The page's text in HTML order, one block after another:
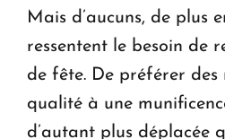
Mais d’aucuns, de plus
ressentent le besoin de
de fête. De préférer des
qualité à une
d’autant plus déplacée